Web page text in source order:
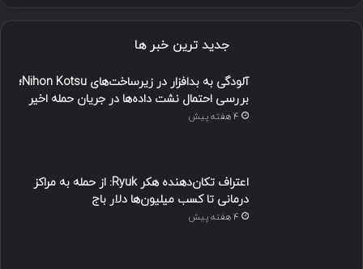
جدید ترین خبر ها
آلودگی به بدافزار در زیرساخت‌های Nihon Kotsu؛
بررسی احتمال نشت داده‌ها در جریان حمله اخیر
4 هفته پیش
اعتراف تکان‌دهنده هکر Ryuk: از حمله به مراکز
درمانی تا کسب میلیون‌ها دلار باج
4 هفته پیش